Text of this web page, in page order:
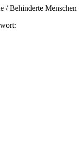
/ Behinderte Menschen